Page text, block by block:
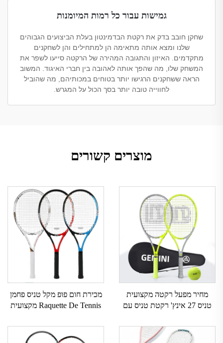
גמישות עבור כל רמות המיומנות
שחקן חובב בדק את רקטת הבדמינטון בעלת הביצועים הגבוהים
שלנו ומצא אותה מתאימה הן למתחילים והן לשחקנים
מתקדמים. האיזון והתגובה המהירה של הרקטה סייעו לשפר את
המשחק שלו, מה שהפך אותה לאהובה בין חברי האיגוד. המשוב
הראה ששחקנים הרגישו יותר בטוחים במכותיהם, מה שהוביל
לחווייה טובה יותר בסך הכול על המגרש.
מוצרים קשורים
מחיר מפעל רקטה מקצועית
טניס 27 אינץ' רקטת טניס עם
מקצועית Gemini לזוגות
מכירת חום פופ מקל טניס פחמן
Raquette De Tennis מקצועית
פאדל טניס